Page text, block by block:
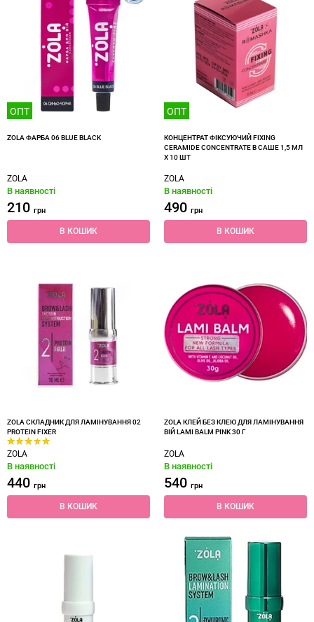
ОПТ
ZOLA ФАРБА 06 BLUE BLACK
ZOLA
В наявності
210 грн
В КОШИК
ОПТ
КОНЦЕНТРАТ ФІКСУЮЧИЙ FIXING
CERAMIDE CONCENTRATE В САШЕ 1,5 МЛ
X 10 ШТ
ZOLA
В наявності
490 грн
В КОШИК
ZOLA СКЛАДНИК ДЛЯ ЛАМІНУВАННЯ 02
PROTEIN FIXER
ZOLA
В наявності
440 грн
В КОШИК
ZOLA КЛЕЙ БЕЗ КЛЕЮ ДЛЯ ЛАМІНУВАННЯ
ВІЙ LAMI BALM PINK 30 Г
ZOLA
В наявності
540 грн
В КОШИК